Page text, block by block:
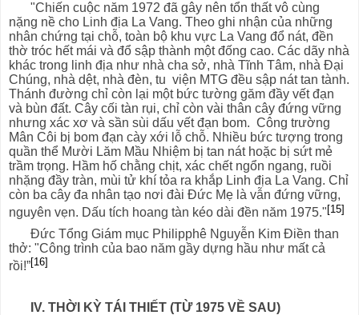
"Chiến cuộc năm 1972 đã gây nên tổn thất vô cùng
nặng nề cho Linh địa La Vang. Theo ghi nhận của những
nhân chứng tại chỗ, toàn bộ khu vực La Vang đổ nát, đền
thờ tróc hết mái và đổ sập thành một đống cao. Các dãy nhà
khác trong linh địa như nhà cha sở, nhà Tĩnh Tâm, nhà Đại
Chúng, nhà dệt, nhà đèn, tu viện MTG đều sập nát tan tành.
Thánh đường chỉ còn lại một bức tường găm đầy vết đạn
và bùn đất. Cây cối tàn rụi, chỉ còn vài thân cây đứng vững
nhưng xác xơ và sần sùi dấu vết đạn bom. Công trường
Mân Côi bị bom đạn cày xới lỗ chỗ. Nhiều bức tượng trong
quần thể Mười Lăm Mầu Nhiệm bị tan nát hoặc bị sứt mẻ
trầm trọng. Hầm hố chằng chịt, xác chết ngổn ngang, ruồi
nhặng đầy tràn, mùi tử khí tỏa ra khắp Linh địa La Vang. Chỉ
còn ba cây đa nhân tạo nơi đài Đức Mẹ là vẫn đứng vững,
nguyên vẹn. Dấu tích hoang tàn kéo dài đền năm 1975."[15]
Đức Tổng Giám mục Philipphê Nguyễn Kim Điền than
thở: "Công trình của bao năm gầy dựng hầu như mất cả
rồi!”[16]
IV. THỜI KỲ TÁI THIẾT (TỪ 1975 VỀ SAU)